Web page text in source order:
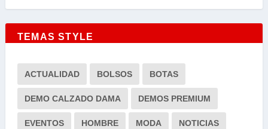
TEMAS STYLE
ACTUALIDAD BOLSOS BOTAS
DEMO CALZADO DAMA DEMOS PREMIUM
EVENTOS HOMBRE MODA NOTICIAS